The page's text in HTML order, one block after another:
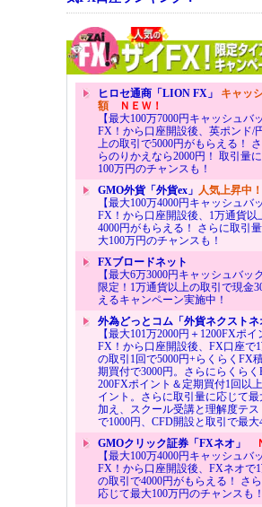
ヒロセ通商「LION FX」 キャッ
額ＮＥＷ！
【最大100万7000円キャッシュバ
FX！から口座開設後、英ポンド/
上の取引で5000円がもらえる！
らのりかえなら2000円！ 取引量
100万円のチャンスも！
GMO外貨「外貨ex」 人気上昇中！
【最大100万4000円キャッシュバ
FX！から口座開設後、1万通貨以
4000円がもらえる！ さらに取引
大100万円のチャンスも！
FXブロードネット
【最大6万3000円キャッシュバッ
限定！1万通貨以上の取引で現金
えるキャンペーン実施中！
外為どっとコム「外貨ネクストネ
【最大101万2000円＋1200FXポ
FX！から口座開設後、FX口座で
の取引1回で5000円+らくらくFX
期買付で3000円。さらにらくら
200FXポイント＆定期買付1回以
イント。さらに取引量に応じて最
加え、スクール受講と理解度テ
で1000円、CFD開設と取引で最大
GMOクリック証券「FXネオ」
【最大100万4000円キャッシュバ
FX！から口座開設後、FXネオで
の取引で4000円がもらえる！ さ
応じて最大100万円のチャンスも！